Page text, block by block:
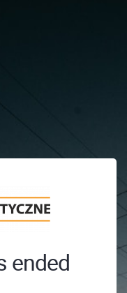
ended